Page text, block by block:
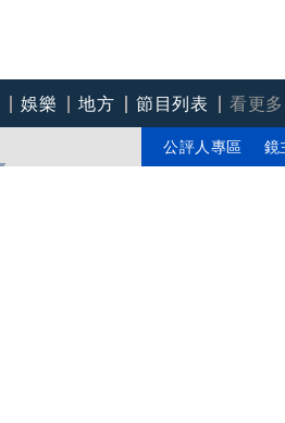
娛樂 地方 節目列表
看更多
公評人專區 鏡